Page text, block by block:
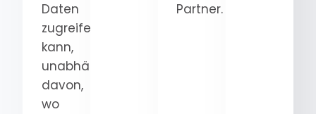
Daten
zugreifen
kann,
unabhängig
davon,
wo
Partner.